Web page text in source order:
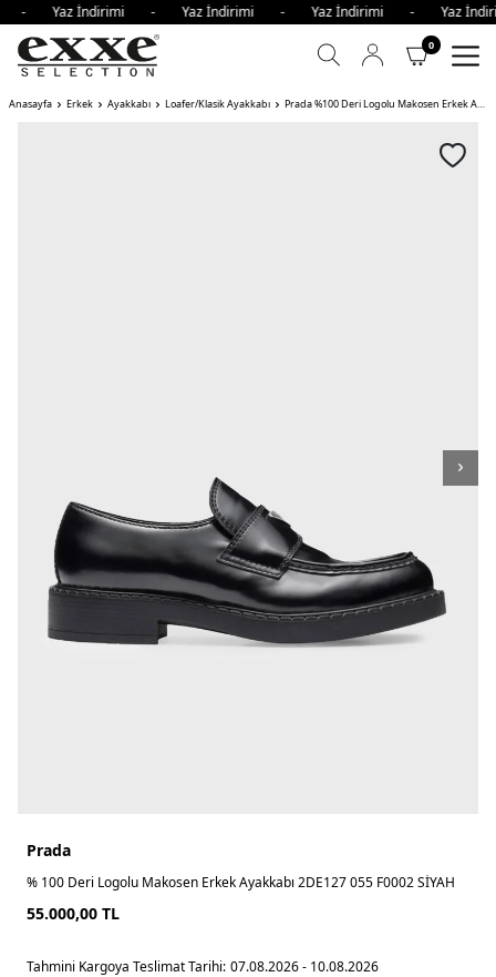
- Yaz İndirimi - Yaz İndirimi - Yaz İndirimi -
0
Anasayfa Erkek Ayakkabı Loafer/Klasik Ayakkabı Prada %100 Deri Logolu Makosen Erkek Ayakkabı
Prada
% 100 Deri Logolu Makosen Erkek Ayakkabı 2DE127 055 F0002 SİYAH
55.000,00 TL
Tahmini Kargoya Teslimat Tarihi: 07.08.2026 - 10.08.2026